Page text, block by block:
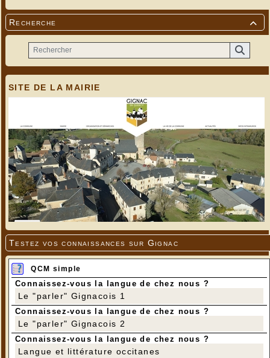

Recherche
SITE DE LA MAIRIE
Testez vos connaissances sur Gignac
QCM simple
Connaissez-vous la langue de chez nous ?
Le "parler" Gignacois 1
Connaissez-vous la langue de chez nous ?
Le "parler" Gignacois 2
Connaissez-vous la langue de chez nous ?
Langue et littérature occitanes